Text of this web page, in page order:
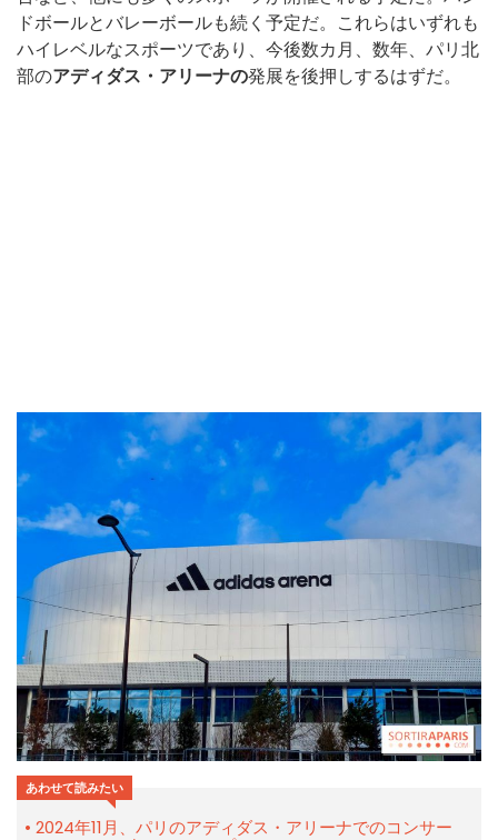
ドボールとバレーボールも続く予定だ。これらはいずれも
ハイレベルなスポーツであり、今後数カ月、数年、パリ北
部のアディダス・アリーナの発展を後押しするはずだ。
あわせて読みたい
2024年11月、パリのアディダス・アリーナでのコンサー